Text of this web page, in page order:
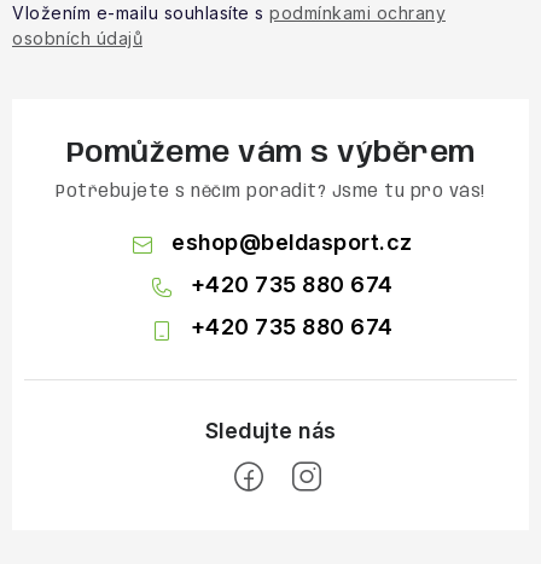
Vložením e-mailu souhlasíte s podmínkami ochrany
osobních údajů
Pomůžeme vám s výběrem
Potřebujete s něčím poradit? Jsme tu pro vás!
eshop@beldasport.cz
+420 735 880 674
+420 735 880 674